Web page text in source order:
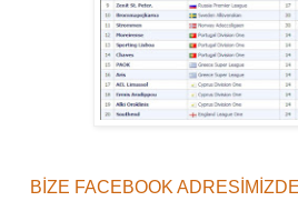
BİZE FACEBOOK